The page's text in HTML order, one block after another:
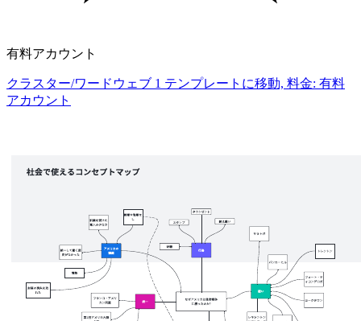
有料アカウント
クラスター/ワードウェブ 1 テンプレートに移動, 料金: 有料
アカウント